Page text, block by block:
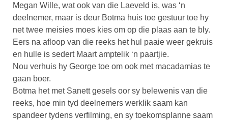
Megan Wille, wat ook van die Laeveld is, was ‘n
deelnemer, maar is deur Botma huis toe gestuur toe hy
net twee meisies moes kies om op die plaas aan te bly.
Eers na afloop van die reeks het hul paaie weer gekruis
en hulle is sedert Maart amptelik ‘n paartjie.
Nou verhuis hy George toe om ook met macadamias te
gaan boer.
Botma het met Sanett gesels oor sy belewenis van die
reeks, hoe min tyd deelnemers werklik saam kan
spandeer tydens verfilming, en sy toekomsplanne saam